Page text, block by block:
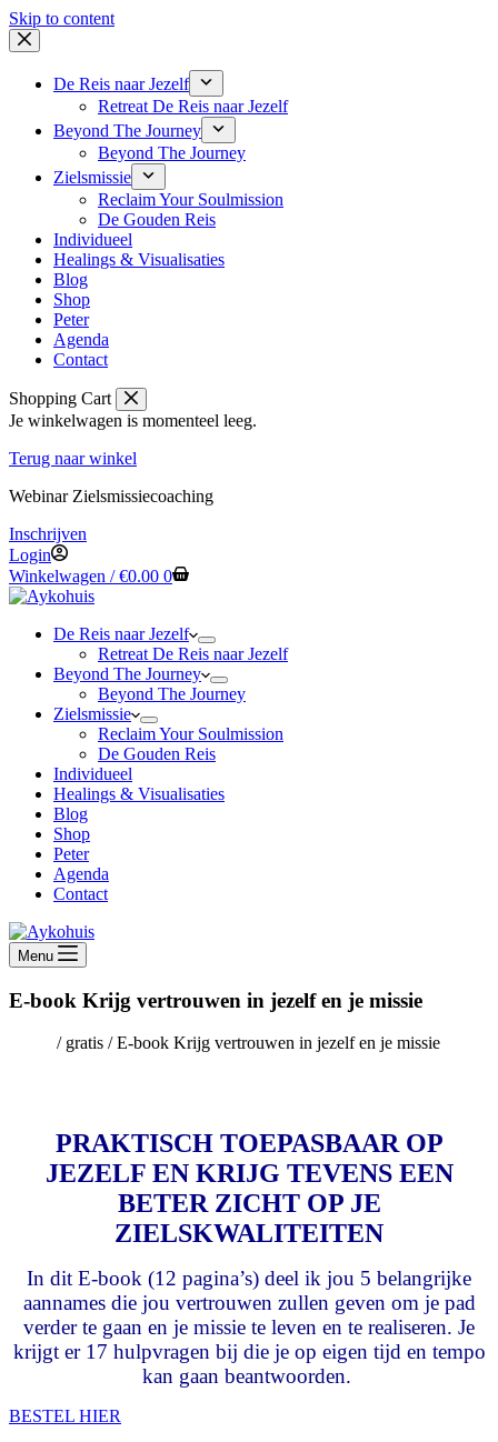
Skip to content
De Reis naar Jezelf
Retreat De Reis naar Jezelf
Beyond The Journey
Beyond The Journey
Zielsmissie
Reclaim Your Soulmission
De Gouden Reis
Individueel
Healings & Visualisaties
Blog
Shop
Peter
Agenda
Contact
Shopping Cart
Je winkelwagen is momenteel leeg.
Terug naar winkel
Webinar Zielsmissiecoaching
Inschrijven
Login
Winkelwagen /€0.00 0
De Reis naar Jezelf
Retreat De Reis naar Jezelf
Beyond The Journey
Beyond The Journey
Zielsmissie
Reclaim Your Soulmission
De Gouden Reis
Individueel
Healings & Visualisaties
Blog
Shop
Peter
Agenda
Contact
Menu
E-book Krijg vertrouwen in jezelf en je missie
/ gratis / E-book Krijg vertrouwen in jezelf en je missie
PRAKTISCH TOEPASBAAR OP
JEZELF EN KRIJG TEVENS EEN
BETER ZICHT OP JE
ZIELSKWALITEITEN
In dit E-book (12 pagina’s) deel ik jou 5 belangrijke
aannames die jou vertrouwen zullen geven om je pad
verder te gaan en je missie te leven en te realiseren. Je
krijgt er 17 hulpvragen bij die je op eigen tijd en tempo
kan gaan beantwoorden.
BESTEL HIER